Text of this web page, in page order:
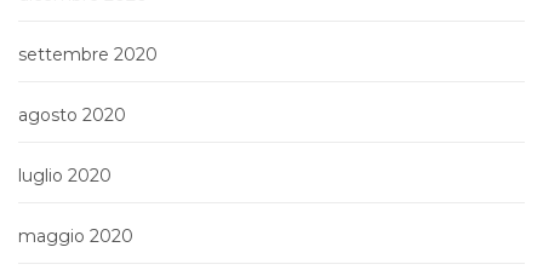
settembre 2020
agosto 2020
luglio 2020
maggio 2020